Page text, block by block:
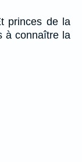
princes de la
à connaître la